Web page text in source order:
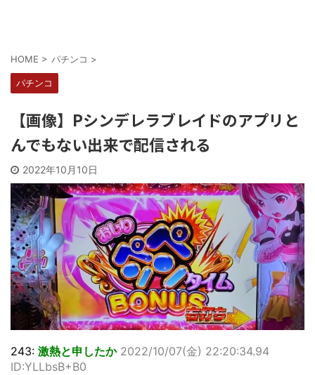
HOME > パチンコ >
パチンコ
【画像】Pシンデレラブレイドのアプリと
んでもない出来で配信される
2022年10月10日
243: 激熱と申したか 2022/10/07(金) 22:20:34.94
ID:YLLbsB+B0